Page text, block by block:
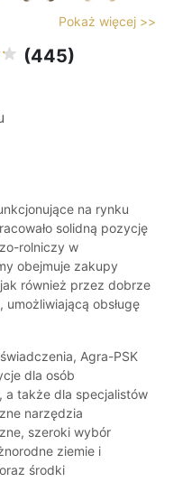
Pokaż więcej >>
(445)
na rynku
solidną pozycję
rolniczy w
obejmuje zakupy
również przez dobrze
obsługę
Agra-PSK
dla osób
a także dla specjalistów
narzędzia
szeroki wybór
ziemie i
środki